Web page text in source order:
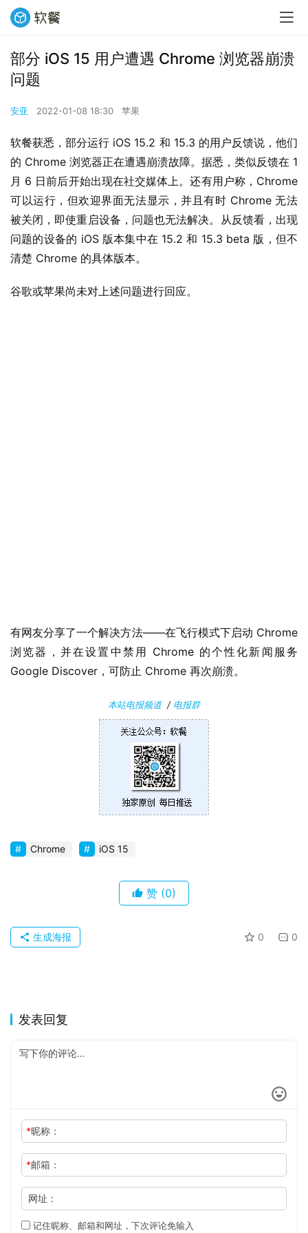
i
n
1
0
苹
于
部分 iOS 15 用户遭遇 Chrome 浏览器崩溃
问题
安亚 2022-01-08 18:30 苹果
软餐获悉，部分运行 iOS 15.2 和 15.3 的用户反馈说，他们
的 Chrome 浏览器正在遭遇崩溃故障。据悉，类似反馈在 1
月 6 日前后开始出现在社交媒体上。还有用户称，Chrome
可以运行，但欢迎界面无法显示，并且有时 Chrome 无法
被关闭，即使重启设备，问题也无法解决。从反馈看，出现
问题的设备的 iOS 版本集中在 15.2 和 15.3 beta 版，但不
清楚 Chrome 的具体版本。
谷歌或苹果尚未对上述问题进行回应。
有网友分享了一个解决方法——在飞行模式下启动 Chrome
浏览器，并在设置中禁用 Chrome 的个性化新闻服务
Google Discover，可防止 Chrome 再次崩溃。
本站电报频道/ 电报群
Chrome iOS 15
赞 (0)
0 0
生成海报
发表回复
*昵称：
*邮箱：
网址：
记住昵称、邮箱和网址，下次评论免输入